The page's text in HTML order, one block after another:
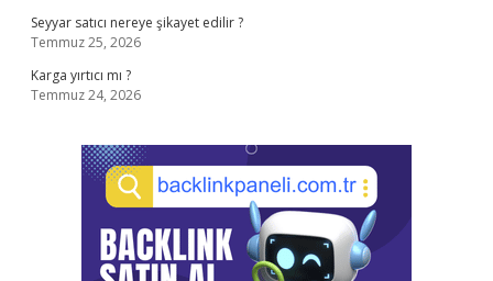
Seyyar satıcı nereye şikayet edilir ?
Temmuz 25, 2026
Karga yırtıcı mı ?
Temmuz 24, 2026